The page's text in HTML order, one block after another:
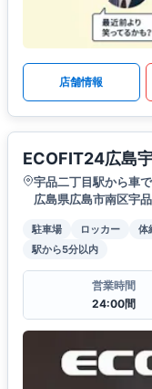
店舗情報
ECOFIT24広島
宇品二丁目駅から車
広島県広島市南区宇
駐車場 ロッカー 体
駅から5分以内
営業時間
24:00間